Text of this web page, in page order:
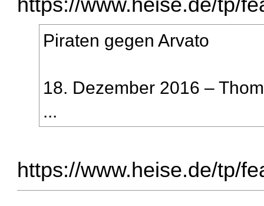
https://www.heise.de/tp/
Piraten gegen Arvato
18. Dezember 2016 –
...
https://www.heise.de/tp/